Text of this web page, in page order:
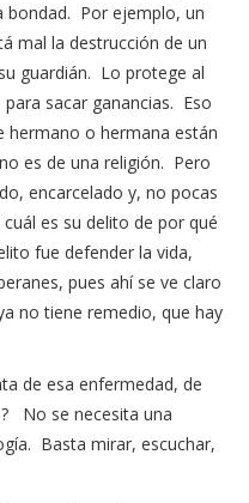
bondad. Por ejemplo, un
mal la destrucción de un
guardián. Lo protege al
sacar ganancias. Eso
hermano o hermana están
es de una religión. Pero
encarcelado y, no pocas
es su delito de por qué
fue defender la vida,
pues ahí se ve claro
no tiene remedio, que hay
de esa enfermedad, de
No se necesita una
Basta mirar, escuchar,